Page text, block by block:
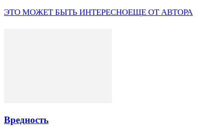
ЭТО МОЖЕТ БЫТЬ ИНТЕРЕСНОЕЩЕ ОТ АВТОРА
Вредность